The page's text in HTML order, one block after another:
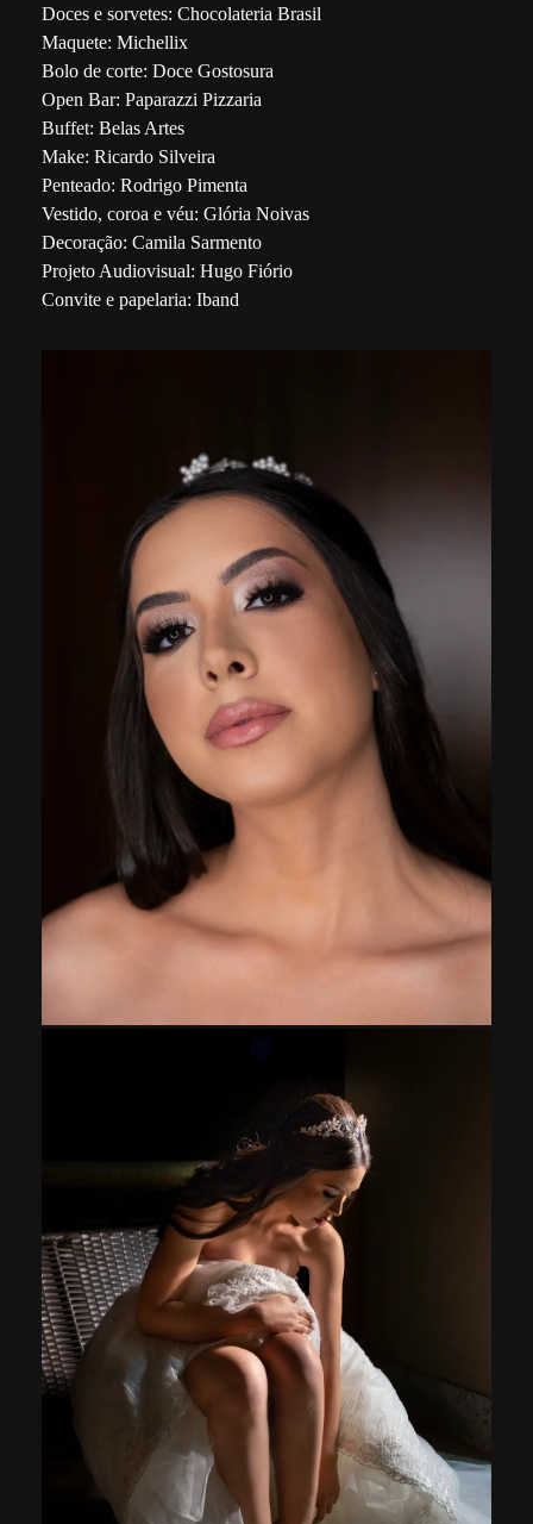
Doces e sorvetes: Chocolateria Brasil
Maquete: Michellix
Bolo de corte: Doce Gostosura
Open Bar: Paparazzi Pizzaria
Buffet: Belas Artes
Make: Ricardo Silveira
Penteado: Rodrigo Pimenta
Vestido, coroa e véu: Glória Noivas
Decoração: Camila Sarmento
Projeto Audiovisual: Hugo Fiório
Convite e papelaria: Iband